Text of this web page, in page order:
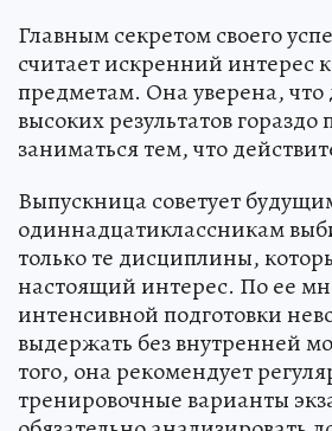
Главным секретом своего
считает искренний интерес
предметам. Она уверена, что
высоких результатов
заниматься тем, что
Выпускница советует
одиннадцатиклассникам
только те дисциплины,
настоящий интерес. По ее
интенсивной подготовки
выдержать без внутренней
того, она рекомендует
тренировочные варианты